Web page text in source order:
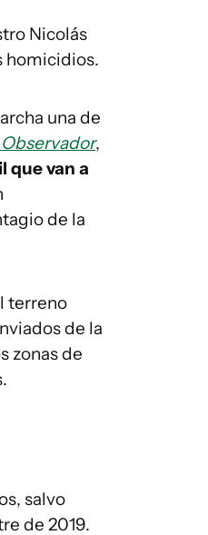
Nicolás
homicidios.
una de
,
que van a
de la
terreno
de la
zonas de
salvo
de 2019.